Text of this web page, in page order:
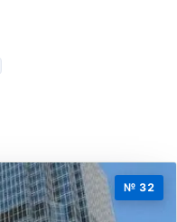
№ 32